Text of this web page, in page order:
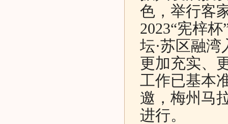
色，举行客
2023“宪梓
坛·苏区融
更加充实、
工作已基本
邀，梅州马
进行。